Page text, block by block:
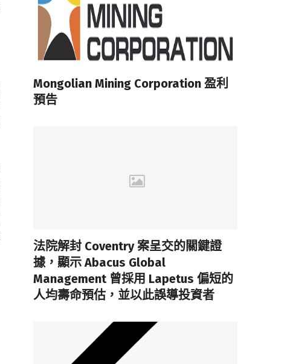
Mongolian Mining Corporation 盈利
預告
法院解封 Coventry 案呈交的關鍵證
據，顯示 Abacus Global
Management 曾採用 Lapetus 偏短的
人均壽命預估，並以此誤導投資者